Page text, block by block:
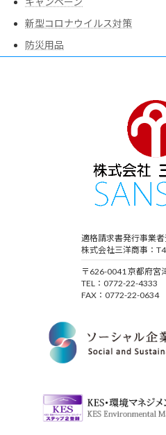
新型コロナウイルス対策
防災用品
適格請求書発行事業
株式会社三洋商事：
〒626-0041 京都府宮
TEL：0772-22-4333
FAX：0772-22-0634